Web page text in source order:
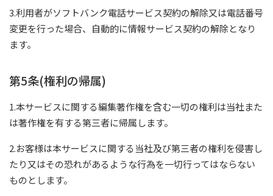
3.利用者がソフトバンク電話サービス契約の解除又は電話番号
変更を行った場合、自動的に情報サービス契約の解除となり
ます。
第5条(権利の帰属)
1.本サービスに関する編集著作権を含む一切の権利は当社また
は著作権を有する第三者に帰属します。
2.お客様は本サービスに関する当社及び第三者の権利を侵害し
たり又はその恐れがあるような行為を一切行ってはならない
ものとします。